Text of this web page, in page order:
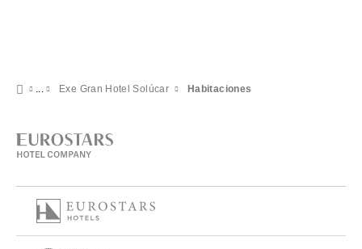
Exe Gran Hotel Solúcar Habitaciones